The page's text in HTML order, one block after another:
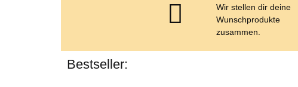
Wir stellen dir deine
Wunschprodukte
zusammen.
Bestseller: